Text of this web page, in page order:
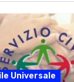
Universale